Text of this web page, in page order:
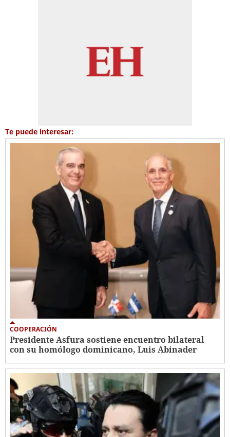
Te puede interesar:
COOPERACIÓN
Presidente Asfura sostiene encuentro bilateral
con su homólogo dominicano, Luis Abinader